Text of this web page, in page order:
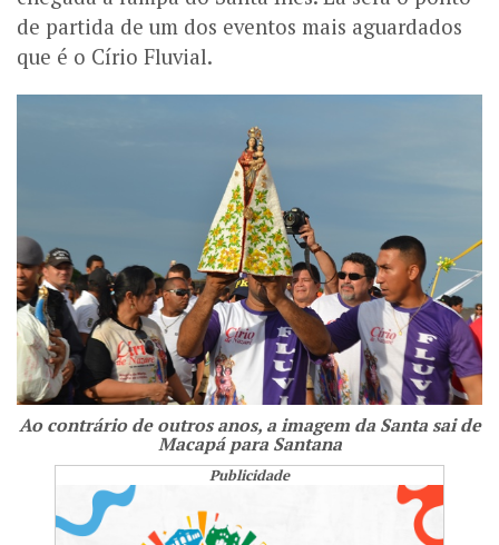
de partida de um dos eventos mais aguardados
que é o Círio Fluvial.
Ao contrário de outros anos, a imagem da Santa sai de
Macapá para Santana
Publicidade